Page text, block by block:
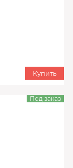
Купить
Под заказ